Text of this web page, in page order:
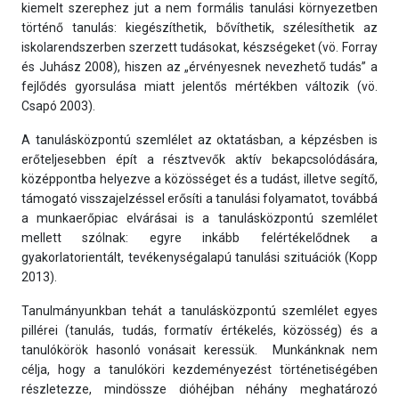
kiemelt szerephez jut a nem formális tanulási környezetben
történő tanulás: kiegészíthetik, bővíthetik, szélesíthetik az
iskolarendszerben szerzett tudásokat, készségeket (vö. Forray
és Juhász 2008), hiszen az „érvényesnek nevezhető tudás” a
fejlődés gyorsulása miatt jelentős mértékben változik (vö.
Csapó 2003).
A tanulásközpontú szemlélet az oktatásban, a képzésben is
erőteljesebben épít a résztvevők aktív bekapcsolódására,
középpontba helyezve a közösséget és a tudást, illetve segítő,
támogató visszajelzéssel erősíti a tanulási folyamatot, továbbá
a munkaerőpiac elvárásai is a tanulásközpontú szemlélet
mellett szólnak: egyre inkább felértékelődnek a
gyakorlatorientált, tevékenységalapú tanulási szituációk (Kopp
2013).
Tanulmányunkban tehát a tanulásközpontú szemlélet egyes
pillérei (tanulás, tudás, formatív értékelés, közösség) és a
tanulókörök hasonló vonásait keressük. Munkánknak nem
célja, hogy a tanulóköri kezdeményezést történetiségében
részletezze, mindössze dióhéjban néhány meghatározó